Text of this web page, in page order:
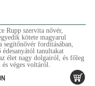
Rupp szervita nővér,
kötete magyarul
segítőnővér fordításában,
tanultakat
élet nagy dolgairól, és főleg
és véges voltáról.